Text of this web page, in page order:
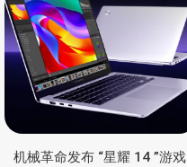
机械革命发布 “星耀 14 ”游戏